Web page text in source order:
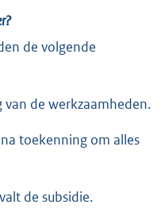
de volgende
de werkzaamheden.
toekenning om alles
de subsidie.